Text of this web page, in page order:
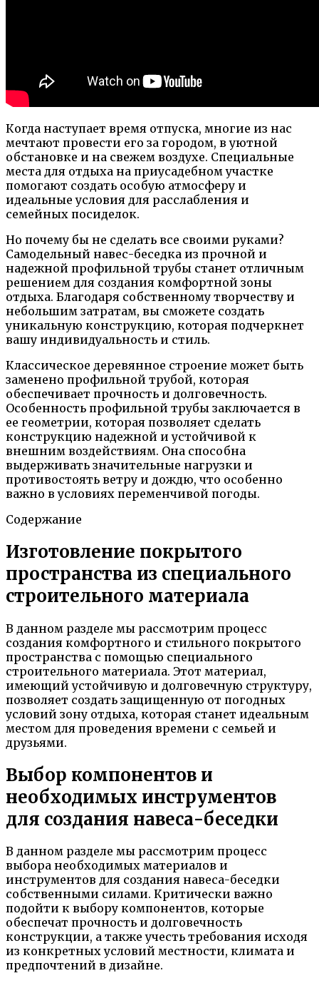
Когда наступает время отпуска, многие из нас
мечтают провести его за городом, в уютной
обстановке и на свежем воздухе. Специальные
места для отдыха на приусадебном участке
помогают создать особую атмосферу и
идеальные условия для расслабления и
семейных посиделок.
Но почему бы не сделать все своими руками?
Самодельный навес-беседка из прочной и
надежной профильной трубы станет отличным
решением для создания комфортной зоны
отдыха. Благодаря собственному творчеству и
небольшим затратам, вы сможете создать
уникальную конструкцию, которая подчеркнет
вашу индивидуальность и стиль.
Классическое деревянное строение может быть
заменено профильной трубой, которая
обеспечивает прочность и долговечность.
Особенность профильной трубы заключается в
ее геометрии, которая позволяет сделать
конструкцию надежной и устойчивой к
внешним воздействиям. Она способна
выдерживать значительные нагрузки и
противостоять ветру и дождю, что особенно
важно в условиях переменчивой погоды.
Содержание
Изготовление покрытого
пространства из специального
строительного материала
В данном разделе мы рассмотрим процесс
создания комфортного и стильного покрытого
пространства с помощью специального
строительного материала. Этот материал,
имеющий устойчивую и долговечную структуру,
позволяет создать защищенную от погодных
условий зону отдыха, которая станет идеальным
местом для проведения времени с семьей и
друзьями.
Выбор компонентов и
необходимых инструментов
для создания навеса-беседки
В данном разделе мы рассмотрим процесс
выбора необходимых материалов и
инструментов для создания навеса-беседки
собственными силами. Критически важно
подойти к выбору компонентов, которые
обеспечат прочность и долговечность
конструкции, а также учесть требования исходя
из конкретных условий местности, климата и
предпочтений в дизайне.